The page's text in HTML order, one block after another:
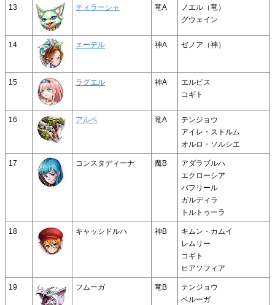
13 ティラーシャ 竜A
ノエル（竜）
グウェイン
14 エーデル 神A ゼノア（神）
15 ラグエル 神A
エルピス
コギト
16 アルベ 竜A
テンジョウ
アイレ・ストルム
オルロ・ソルシエ
17 コンスタディーナ 魔B
アダラブルハ
エクローシア
バフリール
ガルディラ
トルトゥーラ
18 キャッシドルハ 神B
キムン・カムイ
レムリー
コギト
ヒアソフィア
19 フムーガ 竜B
テンジョウ
ベルーガ